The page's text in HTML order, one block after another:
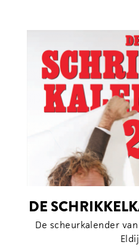
DE
De scheurkalender